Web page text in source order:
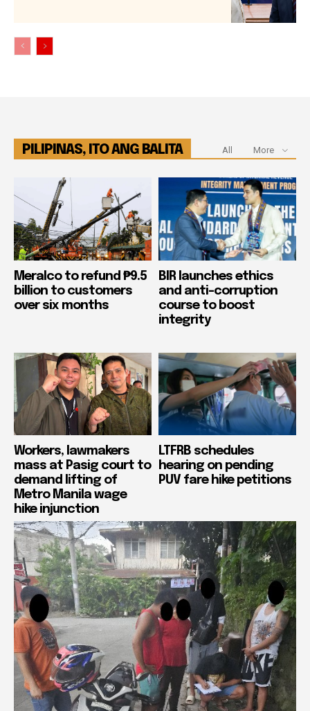
PILIPINAS, ITO ANG BALITA All More
Meralco to refund ₱9.5
billion to customers
over six months
BIR launches ethics
and anti-corruption
course to boost
integrity
Workers, lawmakers
mass at Pasig court to
demand lifting of
Metro Manila wage
hike injunction
LTFRB schedules
hearing on pending
PUV fare hike petitions